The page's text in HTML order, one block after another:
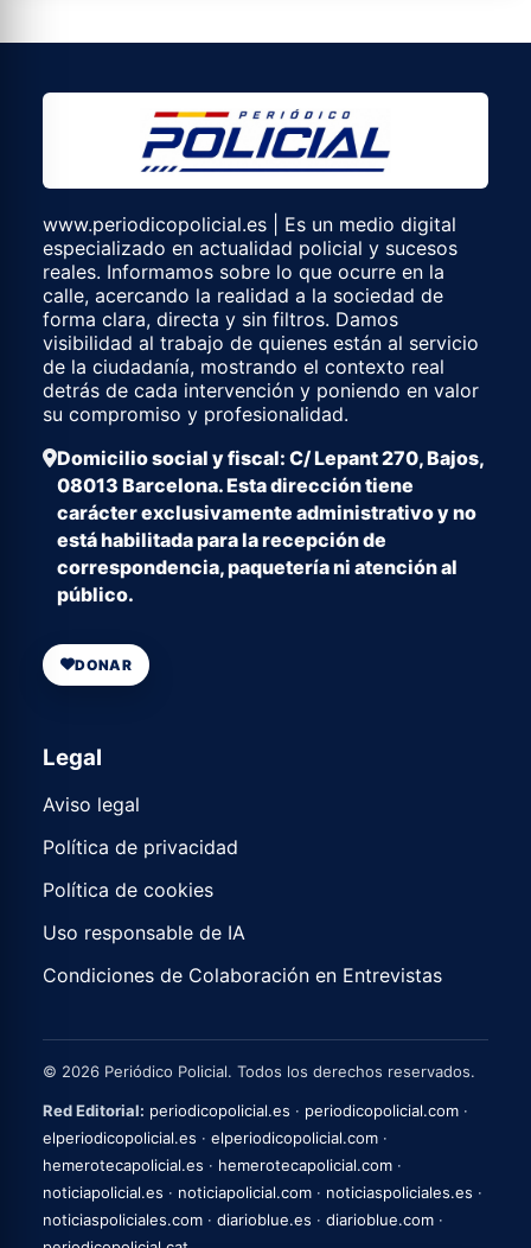
www.periodicopolicial.es | Es un medio digital
especializado en actualidad policial y sucesos
reales. Informamos sobre lo que ocurre en la
calle, acercando la realidad a la sociedad de
forma clara, directa y sin filtros. Damos
visibilidad al trabajo de quienes están al servicio
de la ciudadanía, mostrando el contexto real
detrás de cada intervención y poniendo en valor
su compromiso y profesionalidad.
Domicilio social y fiscal: C/ Lepant 270, Bajos,
08013 Barcelona. Esta dirección tiene
carácter exclusivamente administrativo y no
está habilitada para la recepción de
correspondencia, paquetería ni atención al
público.
DONAR
Legal
Aviso legal
Política de privacidad
Política de cookies
Uso responsable de IA
Condiciones de Colaboración en Entrevistas
© 2026 Periódico Policial. Todos los derechos reservados.
Red Editorial: periodicopolicial.es · periodicopolicial.com ·
elperiodicopolicial.es · elperiodicopolicial.com ·
hemerotecapolicial.es · hemerotecapolicial.com ·
noticiapolicial.es · noticiapolicial.com · noticiaspoliciales.es ·
noticiaspoliciales.com · diarioblue.es · diarioblue.com ·